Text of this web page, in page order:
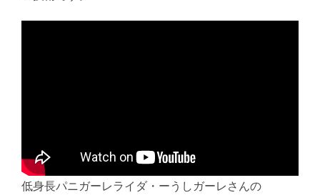
低身長パニガーレライダ・ーうしガーレさんの